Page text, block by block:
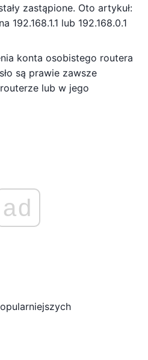
zastąpione. Oto artykuł:
192.168.1.1 lub 192.168.0.1
konta osobistego routera
są prawie zawsze
lub w jego
ad